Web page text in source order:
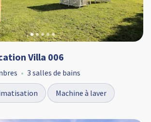
Villa 006
3 salles de bains
Machine à laver